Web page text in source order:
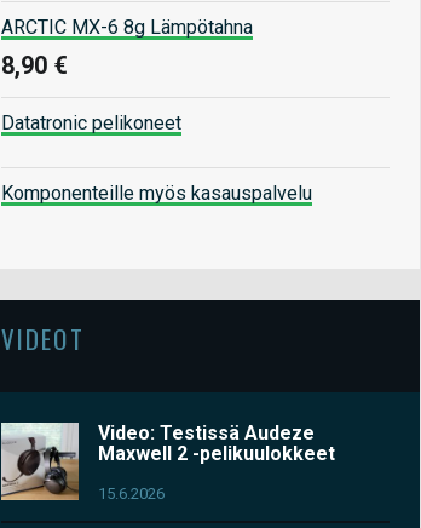
ARCTIC MX-6 8g Lämpötahna
8,90 €
Datatronic pelikoneet
Komponenteille myös kasauspalvelu
VIDEOT
Video: Testissä Audeze
Maxwell 2 -pelikuulokkeet
15.6.2026